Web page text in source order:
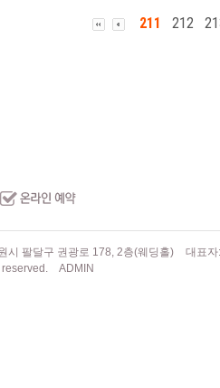
211 212
시 팔달구 권광로 178, 2층(웨딩홀)
대표
ADMIN